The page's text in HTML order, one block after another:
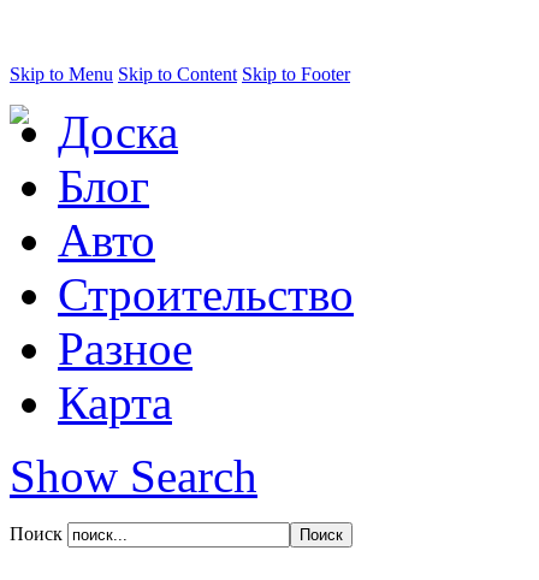
Skip to Menu Skip to Content Skip to Footer
Доска
Блог
Авто
Строительство
Разное
Карта
Show Search
Поиск